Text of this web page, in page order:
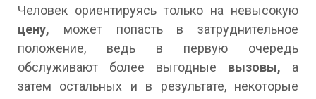
Человек ориентируясь только на невысокую
цену, может попасть в затруднительное
положение, ведь в первую очередь
обслуживают более выгодные вызовы, а
затем остальных и в результате, некоторые